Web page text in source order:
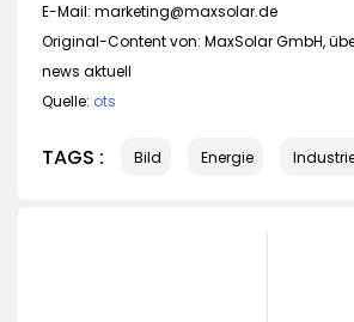
E-Mail: marketing@maxsolar.de
Original-Content von: MaxSolar GmbH,
news aktuell
Quelle: ots
TAGS : Bild Energie